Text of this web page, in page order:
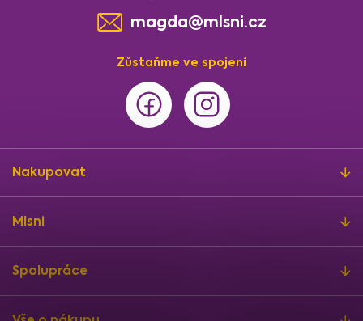
Zůstaňme ve spojení
magda@mlsni.cz
Nakupovat
Mlsni
Spolupráce